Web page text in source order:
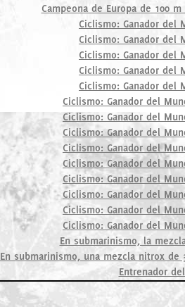
Campeona de Europa de 100
Ciclismo: Ganador del
Ciclismo: Ganador del
Ciclismo: Ganador del
Ciclismo: Ganador del
Ciclismo: Ganador del
Ciclismo: Ganador del
Ciclismo: Ganador del
Ciclismo: Ganador del
Ciclismo: Ganador del
Ciclismo: Ganador del
Ciclismo: Ganador del
Ciclismo: Ganador del
Ciclismo: Ganador del
Ciclismo: Ganador del
En submarinismo, la
En submarinismo, una mezcla nitrox
Entrenador